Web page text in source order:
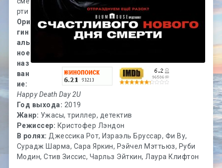
рти
Ори
гин
аль
ное
наз
ван
ие:
Happy Death Day 2U
Год выхода: 2019
Жанр: Ужасы, триллер, детектив
Режиссер: Кристофер Лэндон
В ролях: Джессика Рот, Израэль Бруссар, Фи Ву,
Сурадж Шарма, Сара Яркин, Рэйчел Мэттьюз, Руби
Модин, Стив Зиссис, Чарльз Эйткин, Лаура Клифтон